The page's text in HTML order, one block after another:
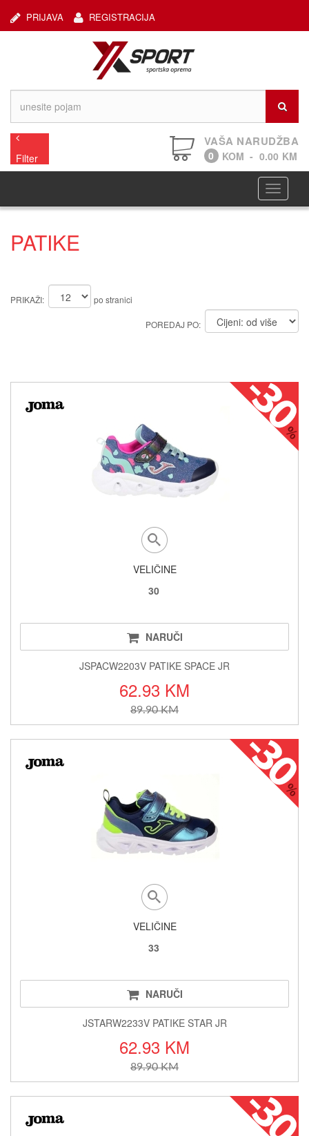
REGISTRACIJA
PRIJAVA
Filter
VAŠA NARUDŽBA
0 KOM - 0.00 KM
PATIKE
PRIKAŽI: po stranici
POREDAJ PO:
VELIČINE
30
NARUČI
JSPACW2203V PATIKE SPACE JR
62.93 KM
89.90 KM
VELIČINE
33
NARUČI
JSTARW2233V PATIKE STAR JR
62.93 KM
89.90 KM